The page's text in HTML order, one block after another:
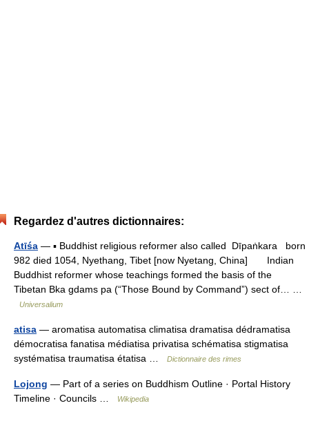
Regardez d'autres dictionnaires:
Atīśa — ▪ Buddhist religious reformer also called Dīpaṅkara born
982 died 1054, Nyethang, Tibet [now Nyetang, China] Indian
Buddhist reformer whose teachings formed the basis of the
Tibetan Bka gdams pa (“Those Bound by Command”) sect of… …
Universalium
atisa — aromatisa automatisa climatisa dramatisa dédramatisa
démocratisa fanatisa médiatisa privatisa schématisa stigmatisa
systématisa traumatisa étatisa …
Dictionnaire des rimes
Lojong — Part of a series on Buddhism Outline · Portal History
Timeline · Councils …
Wikipedia